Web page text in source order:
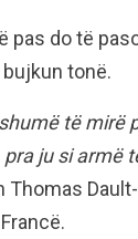
pas do të
tonë.
të mirë
ju si armë
Thomas